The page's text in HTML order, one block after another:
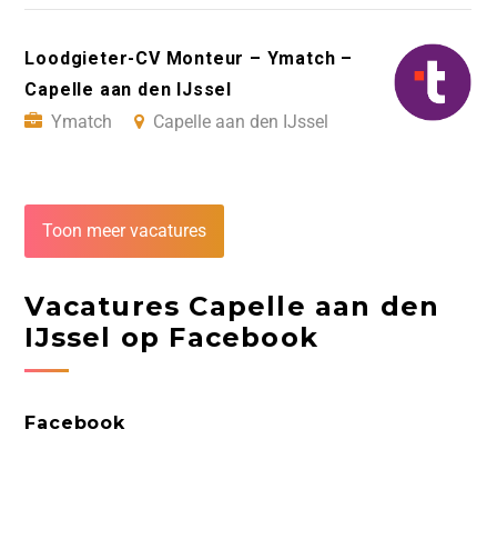
Loodgieter-CV Monteur – Ymatch –
Capelle aan den IJssel
Ymatch
Capelle aan den IJssel
Toon meer vacatures
Vacatures Capelle aan den
IJssel op Facebook
Facebook